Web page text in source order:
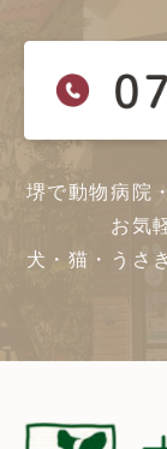
堺で動物病院
お気
犬・猫・うさ